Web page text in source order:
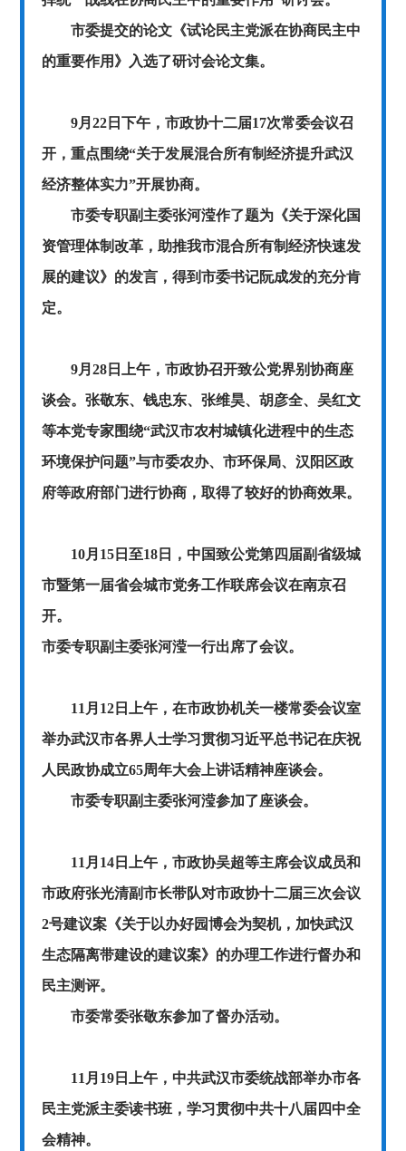
市委提交的论文《试论民主党派在协商民主中
的重要作用》入选了研讨会论文集。
9月 22日下午，市政协十二届17次常委会议召
开，重点围绕“关于发展混合所有制经济提升武汉
经济整体实力”开展协商。
市委专职副主委张河滢作了题为《关于深化国
资管理体制改革，助推我市混合所有制经济快速发
展的建议》的发言，得到市委书记阮成发的充分肯
定。
9月28日上午，市政协召开致公党界别协商座
谈会。张敬东、钱忠东、张维昊、胡彦全、吴红文
等本党专家围绕“武汉市农村城镇化进程中的生态
环境保护问题”与市委农办、市环保局、汉阳区政
府等政府部门进行协商，取得了较好的协商效果。
10月15日至18日，中国致公党第四届副省级城
市暨第一届省会城市党务工作联席会议在南京召
开。
市委专职副主委张河滢一行出席了会议。
11 月 12日上午，在市政协机关一楼常委会议室
举办武汉市各界人士学习贯彻习近平总书记在庆祝
人民政协成立65周年大会上讲话精神座谈会。
市委专职副主委张河滢参加了座谈会。
11 月 14日上午，市政协吴超等主席会议成员和
市政府张光清副市长带队对市政协十二届三次会议
2号建议案《关于以办好园博会为契机，加快武汉
生态隔离带建设的建议案》 的办理工作进行督办和
民主测评。
市委常委张敬东参加了督办活动。
11 月 19日上午，中共武汉市委统战部举办市各
民主党派主委读书班，学习贯彻中共十八届四中全
会精神。